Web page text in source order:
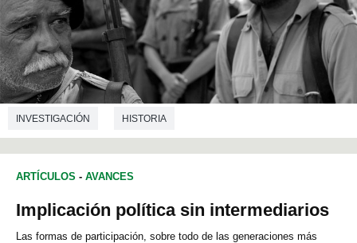
INVESTIGACIÓN HISTORIA
ARTÍCULOS - AVANCES
Implicación política sin intermediarios
Las formas de participación, sobre todo de las generaciones más